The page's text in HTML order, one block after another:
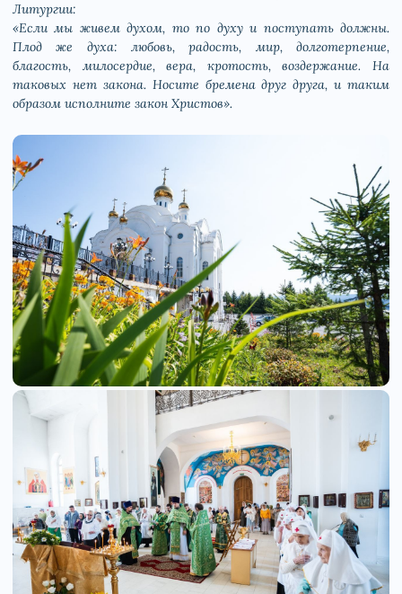
Литургии:
«Если мы живем духом, то по духу и поступать должны.
Плод же духа: любовь, радость, мир, долготерпение,
благость, милосердие, вера, кротость, воздержание. На
таковых нет закона. Носите бремена друг друга, и таким
образом исполните закон Христов».